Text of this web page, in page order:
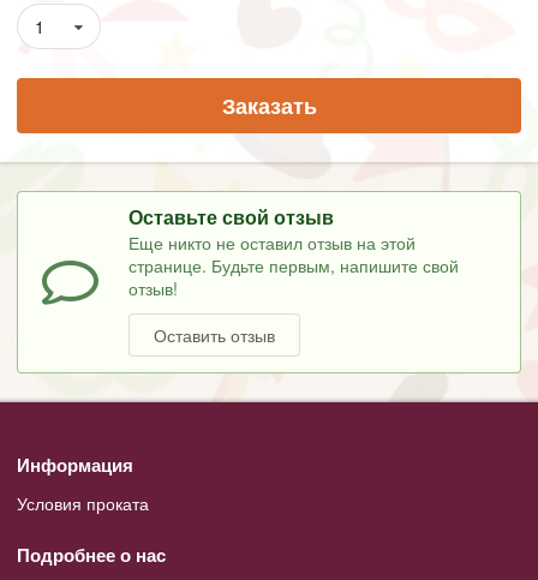
1
Заказать
Оставьте свой отзыв
Еще никто не оставил отзыв на этой
странице. Будьте первым, напишите свой
отзыв!
Оставить отзыв
Информация
Условия проката
Подробнее о нас